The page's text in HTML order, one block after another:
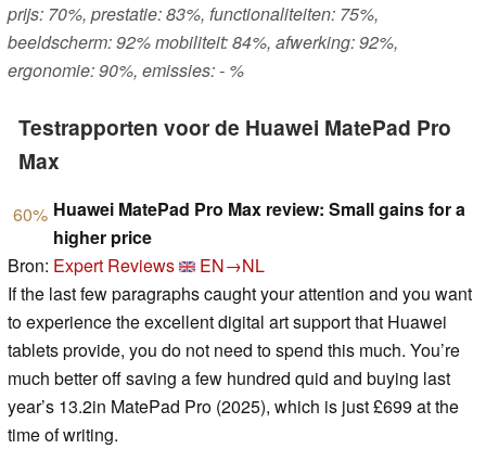
prijs: 70%, prestatie: 83%, functionaliteiten: 75%,
beeldscherm: 92% mobiliteit: 84%, afwerking: 92%,
ergonomie: 90%, emissies: - %
Testrapporten voor de Huawei MatePad Pro
Max
60% Huawei MatePad Pro Max review: Small gains for a
higher price
Bron: Expert Reviews
EN→NL
If the last few paragraphs caught your attention and you want
to experience the excellent digital art support that Huawei
tablets provide, you do not need to spend this much. You’re
much better off saving a few hundred quid and buying last
year’s 13.2in MatePad Pro (2025), which is just £699 at the
time of writing.